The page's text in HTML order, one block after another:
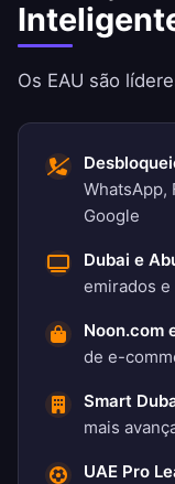
Os EAU são
WhatsApp,
Google
Dubai e
emirados e
Noon.com
de e-
Smart
mais
UAE Pro